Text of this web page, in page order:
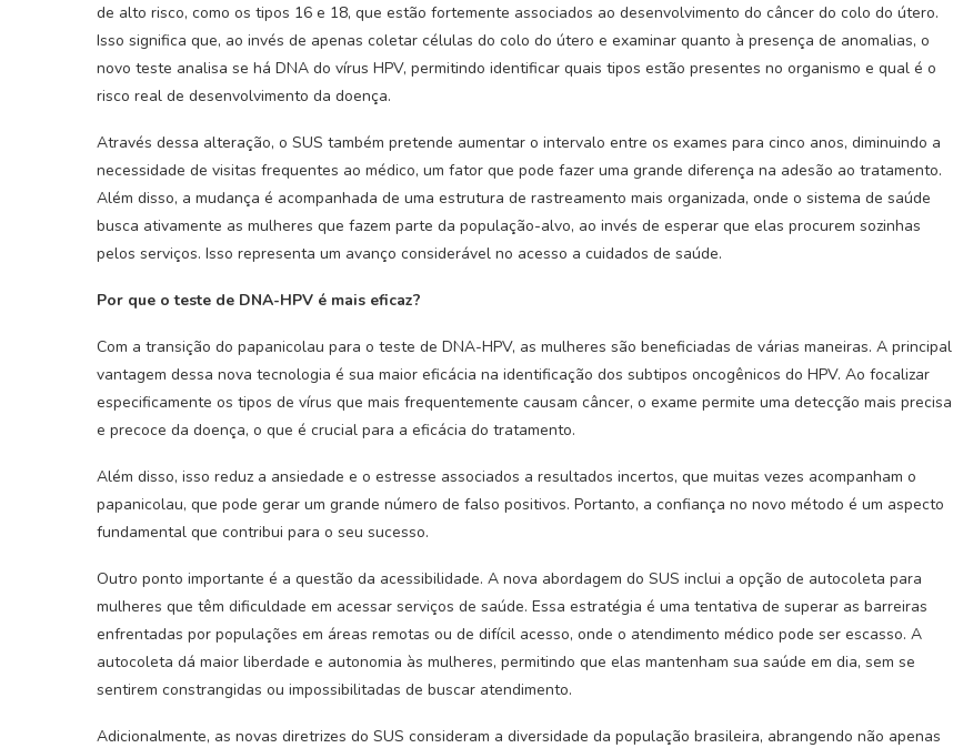
de alto risco, como os tipos 16 e 18, que estão fortemente associados ao desenvolvimento do câncer do colo do útero.
Isso significa que, ao invés de apenas coletar células do colo do útero e examinar quanto à presença de anomalias, o
novo teste analisa se há DNA do vírus HPV, permitindo identificar quais tipos estão presentes no organismo e qual é o
risco real de desenvolvimento da doença.
Através dessa alteração, o SUS também pretende aumentar o intervalo entre os exames para cinco anos, diminuindo a
necessidade de visitas frequentes ao médico, um fator que pode fazer uma grande diferença na adesão ao tratamento.
Além disso, a mudança é acompanhada de uma estrutura de rastreamento mais organizada, onde o sistema de saúde
busca ativamente as mulheres que fazem parte da população-alvo, ao invés de esperar que elas procurem sozinhas
pelos serviços. Isso representa um avanço considerável no acesso a cuidados de saúde.
Por que o teste de DNA-HPV é mais eficaz?
Com a transição do papanicolau para o teste de DNA-HPV, as mulheres são beneficiadas de várias maneiras. A principal
vantagem dessa nova tecnologia é sua maior eficácia na identificação dos subtipos oncogênicos do HPV. Ao focalizar
especificamente os tipos de vírus que mais frequentemente causam câncer, o exame permite uma detecção mais precisa
e precoce da doença, o que é crucial para a eficácia do tratamento.
Além disso, isso reduz a ansiedade e o estresse associados a resultados incertos, que muitas vezes acompanham o
papanicolau, que pode gerar um grande número de falso positivos. Portanto, a confiança no novo método é um aspecto
fundamental que contribui para o seu sucesso.
Outro ponto importante é a questão da acessibilidade. A nova abordagem do SUS inclui a opção de autocoleta para
mulheres que têm dificuldade em acessar serviços de saúde. Essa estratégia é uma tentativa de superar as barreiras
enfrentadas por populações em áreas remotas ou de difícil acesso, onde o atendimento médico pode ser escasso. A
autocoleta dá maior liberdade e autonomia às mulheres, permitindo que elas mantenham sua saúde em dia, sem se
sentirem constrangidas ou impossibilitadas de buscar atendimento.
Adicionalmente, as novas diretrizes do SUS consideram a diversidade da população brasileira, abrangendo não apenas